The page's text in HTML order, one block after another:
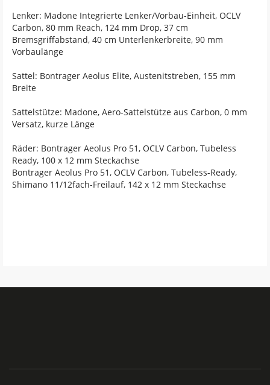
Lenker: Madone Integrierte Lenker/Vorbau-Einheit, OCLV
Carbon, 80 mm Reach, 124 mm Drop, 37 cm
Bremsgriffabstand, 40 cm Unterlenkerbreite, 90 mm
Vorbaulänge
Sattel: Bontrager Aeolus Elite, Austenitstreben, 155 mm
Breite
Sattelstütze: Madone, Aero-Sattelstütze aus Carbon, 0 mm
Versatz, kurze Länge
Räder: Bontrager Aeolus Pro 51, OCLV Carbon, Tubeless
Ready, 100 x 12 mm Steckachse
Bontrager Aeolus Pro 51, OCLV Carbon, Tubeless-Ready,
Shimano 11/12fach-Freilauf, 142 x 12 mm Steckachse